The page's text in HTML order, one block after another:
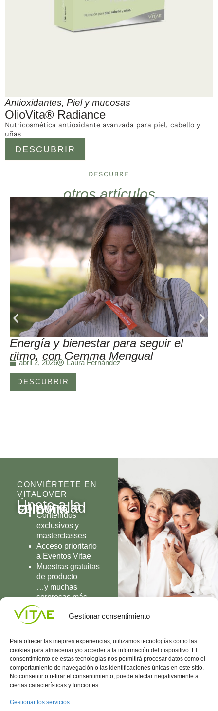
Gestionar consentimiento
Para ofrecer las mejores experiencias, utilizamos tecnologías como las
cookies para almacenar y/o acceder a la información del dispositivo. El
consentimiento de estas tecnologías nos permitirá procesar datos como el
comportamiento de navegación o las identificaciones únicas en este sitio.
No consentir o retirar el consentimiento, puede afectar negativamente a
ciertas características y funciones.
Gestionar los servicios
Antioxidantes, Piel y mucosas
OlioVita® Radiance
DESCUBRIR
Nutricosmética antioxidante avanzada para piel, cabello y
uñas
DESCUBRE
otros artículos
Energía y bienestar para seguir el
ritmo, con Gemma Mengual
abril 2, 2026 Laura Fernández
DESCUBRIR
CONVIÉRTETE EN
VITALOVER
Únete a la
comunidad
OlioVita
Contenidos
exclusivos y
masterclasses
Acceso prioritario
a Eventos Vitae
Muestras gratuitas
de producto
…y muchas
sorpresas más
UNIRME
Conocenos
Vitae
internaciona
l
Política
de
(+34)
935